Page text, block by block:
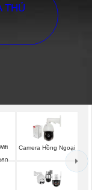
THỦ
Camera Hồng Ngoại